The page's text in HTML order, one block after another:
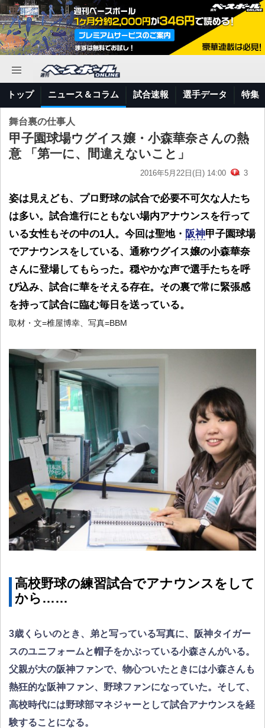
トップ ニュース＆コラム 試合速報 選手データ 特集
舞台裏の仕事人
甲子園球場ウグイス嬢・小森華奈さんの熱
意 「第一に、間違えないこと」
2016年5月22日(日) 14:00 3
姿は見えども、プロ野球の試合で必要不可欠な人たち
は多い。試合進行にともない場内アナウンスを行って
いる女性もその中の1人。今回は聖地・ 阪神甲子園球場
でアナウンスをしている、通称ウグイス嬢の小森華奈
さんに登場してもらった。穏やかな声で選手たちを呼
び込み、試合に華をそえる存在。その裏で常に緊張感
を持って試合に臨む毎日を送っている。
取材・文=椎屋博幸、写真=BBM
高校野球の練習試合でアナウンスをして
から……
3歳くらいのとき、弟と写っている写真に、阪神タイガー
スのユニフォームと帽子をかぶっている小森さんがいる。
父親が大の阪神ファンで、物心ついたときには小森さんも
熱狂的な阪神ファン、野球ファンになっていた。そして、
高校時代には野球部マネジャーとして試合アナウンスを経
験することになる。